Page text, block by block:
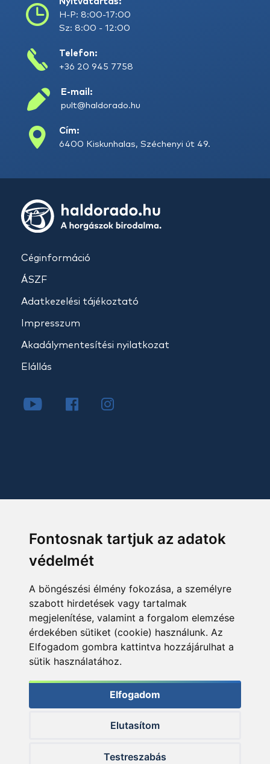
Fontosnak tartjuk az adatok
védelmét
A böngészési élmény fokozása, a személyre
szabott hirdetések vagy tartalmak
megjelenítése, valamint a forgalom elemzése
érdekében sütiket (cookie) használunk. Az
Elfogadom gombra kattintva hozzájárulhat a
sütik használatához.
Elfogadom
Elutasítom
Testreszabás
H-P: 8:00-17:00
Sz: 8:00 - 12:00
Telefon:
+36 20 945 7758
E-mail:
pult@haldorado.hu
Cím:
6400 Kiskunhalas, Széchenyi út 49.
Céginformáció
ÁSZF
Adatkezelési tájékoztató
Impresszum
Akadálymentesítési nyilatkozat
Elállás